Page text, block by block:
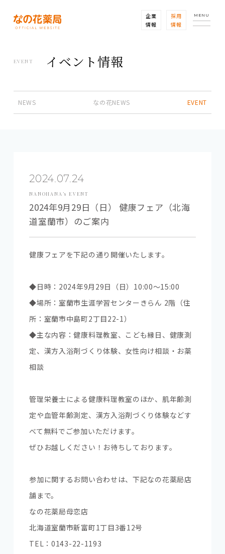
企業
情報
採用
情報
MENU
EVENT イベント情報
NEWS なの花NEWS EVENT
2024.07.24
NANOHANA’s EVENT
2024年9月29日（日） 健康フェア（北海
道室蘭市）のご案内
健康フェアを下記の通り開催いたします。
◆日時：2024年9月29日（日）10:00～15:00
◆場所：室蘭市生涯学習センターきらん 2階（住
所：室蘭市中島町2丁目22-1）
◆主な内容：健康料理教室、こども縁日、健康測
定、漢方入浴剤づくり体験、女性向け相談・お薬
相談
管理栄養士による健康料理教室のほか、肌年齢測
定や血管年齢測定、漢方入浴剤づくり体験などす
べて無料でご参加いただけます。
ぜひお越しください！お待ちしております。
参加に関するお問い合わせは、下記なの花薬局店
舗まで。
なの花薬局母恋店
北海道室蘭市新富町1丁目3番12号
TEL：0143-22-1193